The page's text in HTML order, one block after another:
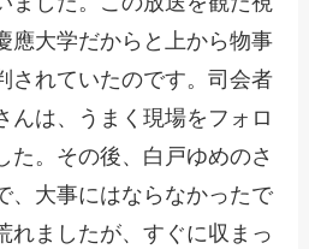
應大学だからと上から物事
されていたのです。司会者
んは、うまく現場をフォロ
た。その後、白戸ゆめのさ
、大事にはならなかったで
れましたが、すぐに収まっ